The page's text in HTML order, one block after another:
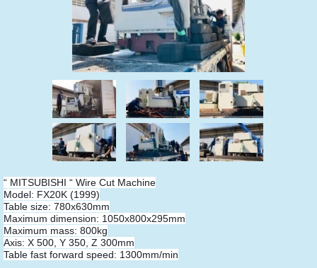
“ MITSUBISHI “ Wire Cut Machine
Model: FX20K (1999)
Table size: 780x630mm
Maximum dimension: 1050x800x295mm
Maximum mass: 800kg
Axis: X 500, Y 350, Z 300mm
Table fast forward speed: 1300mm/min